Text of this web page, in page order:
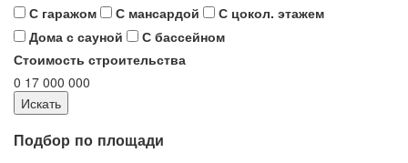
С гаражом
С мансардой
С цокол. этажем
Дома с сауной
С бассейном
Стоимость строительства
0 17 000 000
Подбор по площади